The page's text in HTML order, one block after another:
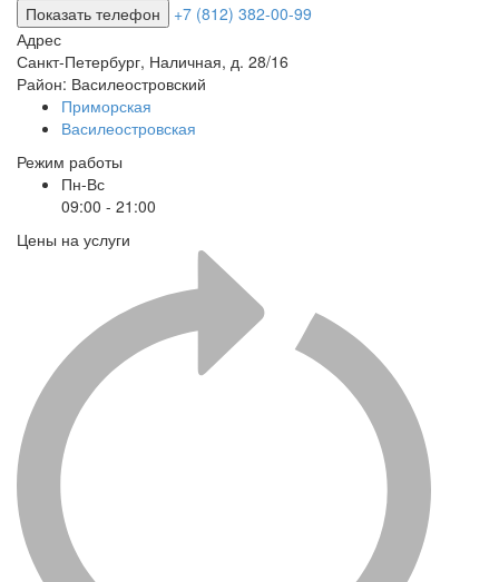
Показать телефон
+7 (812) 382-00-99
Адрес
Санкт-Петербург, Наличная, д. 28/16
Район: Василеостровский
Приморская
Василеостровская
Режим работы
Пн-Вс
09:00 - 21:00
Цены на услуги